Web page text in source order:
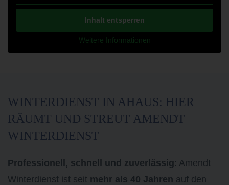
Inhalt entsperren
Weitere Informationen
WINTERDIENST IN AHAUS: HIER
RÄUMT UND STREUT AMENDT
WINTERDIENST
Professionell, schnell und zuverlässig : Amendt
Winterdienst ist seit mehr als 40 Jahren auf den